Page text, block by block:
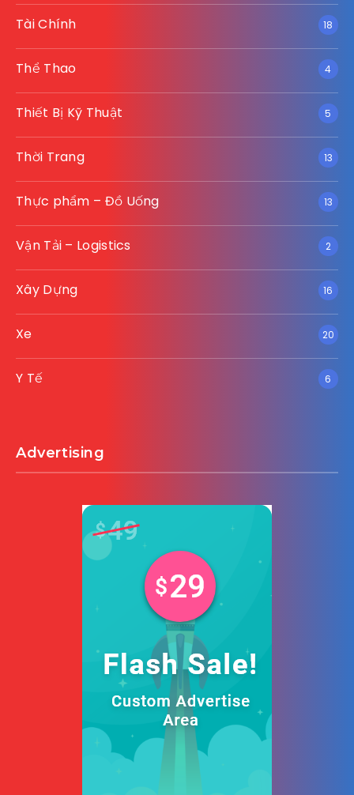
Tài Chính 18
Thể Thao 4
Thiết Bị Kỹ Thuật 5
Thời Trang 13
Thực phẩm – Đồ Uống 13
Vận Tải – Logistics 2
Xây Dựng 16
Xe 20
Y Tế 6
Advertising